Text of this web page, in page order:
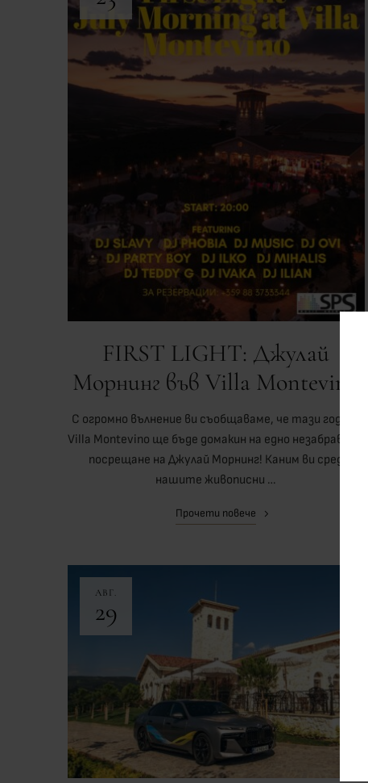
FIRST LIGHT: Джулай
Морнинг във Villa Montevino
С огромно вълнение ви съобщаваме, че тази година
Villa Montevino ще бъде домакин на едно незабравимо
посрещане на Джулай Морнинг! Каним ви сред
нашите живописни …
Прочети повече
АВГ.
29